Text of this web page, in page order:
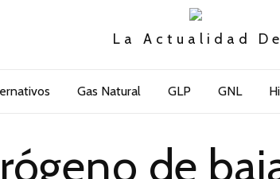
La Actualidad
Gas Natural GLP GNL
de